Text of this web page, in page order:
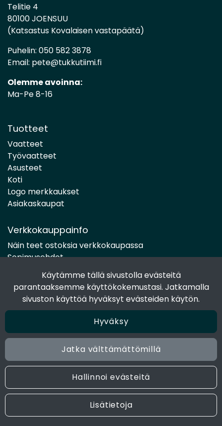
Käytämme tällä sivustolla evästeitä
parantaaksemme käyttökokemustasi. Jatkamalla
sivuston käyttöä hyväksyt evästeiden käytön.
Hyväksy
Jatka välttämättömillä
Hallinnoi evästeitä
Lisätietoja
Telitie 4
80100 JOENSUU
(Katsastus Kovalaisen vastapäätä)
Puhelin: 050 582 3878
Email: pete@tukkutiimi.fi
Olemme avoinna:
Ma-Pe 8-16
Tuotteet
Vaatteet
Työvaatteet
Asusteet
Koti
Logo merkkaukset
Asiakaskaupat
Verkkokauppainfo
Näin teet ostoksia verkkokaupassa
Sopimusehdot
Toimitustavat
Maksutavat
Tietosuojaseloste
Seuraa sosiaalisessa mediassa
Facebook
Instagram
© 2024 Joen Tukkutiimi. All rights reserved. Site by